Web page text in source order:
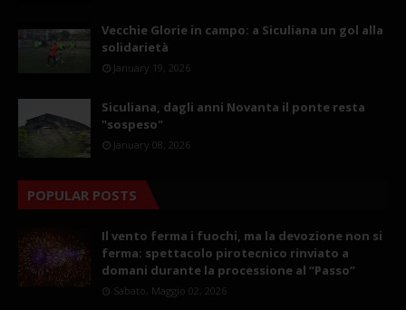
Vecchie Glorie in campo: a Siculiana un gol alla
solidarietà
January 19, 2026
Siculiana, dagli anni Novanta il ponte resta
"sospeso"
January 08, 2026
POPULAR POSTS
Il vento ferma i fuochi, ma la devozione non si
ferma: spettacolo pirotecnico rinviato a
domani durante la processione al “Passo”
Sabato, Maggio 02, 2026